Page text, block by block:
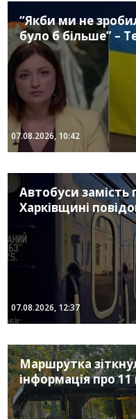
“Якби ми не
було б більше” –
07.08.2026, 10:42
Автобуси замість
Харківщині
07.08.2026, 12:37
Маршрутка
інформація про